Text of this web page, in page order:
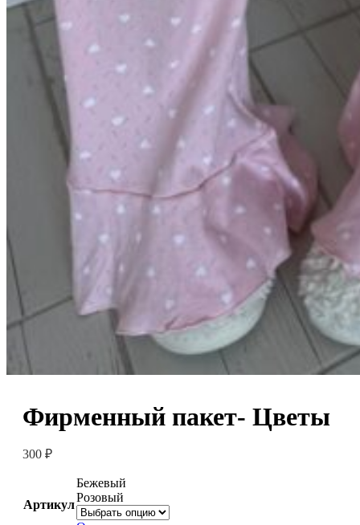
Фирменный пакет- Цветы
300 ₽
Артикул
Бежевый
Розовый